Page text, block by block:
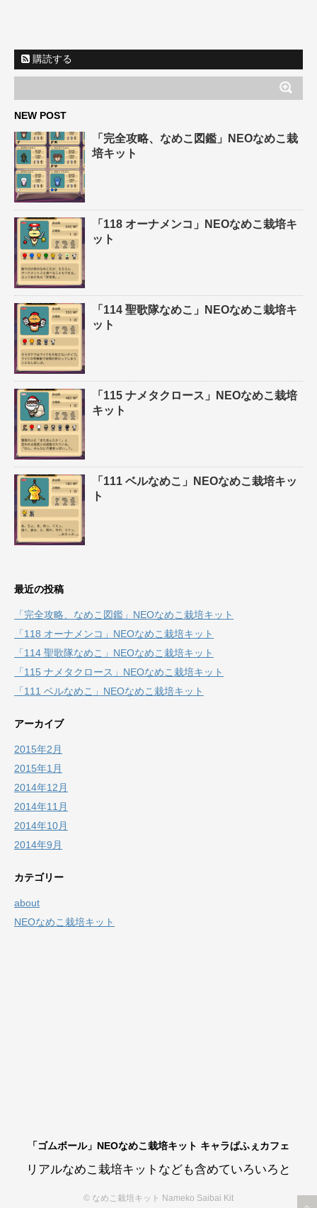
購読する
NEW POST
「完全攻略、なめこ図鑑」NEOなめこ栽
培キット
「118 オーナメンコ」NEOなめこ栽培キ
ット
「114 聖歌隊なめこ」NEOなめこ栽培キ
ット
「115 ナメタクロース」NEOなめこ栽培
キット
「111 ベルなめこ」NEOなめこ栽培キッ
ト
最近の投稿
「完全攻略、なめこ図鑑」NEOなめこ栽培キット
「118 オーナメンコ」NEOなめこ栽培キット
「114 聖歌隊なめこ」NEOなめこ栽培キット
「115 ナメタクロース」NEOなめこ栽培キット
「111 ベルなめこ」NEOなめこ栽培キット
アーカイブ
2015年2月
2015年1月
2014年12月
2014年11月
2014年10月
2014年9月
カテゴリー
about
NEOなめこ栽培キット
「ゴムボール」NEOなめこ栽培キット キャラぱふぇカフェ
リアルなめこ栽培キットなども含めていろいろと
© なめこ栽培キット Nameko Saibai Kit